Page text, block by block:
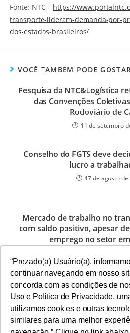
“Prezado(a) Usuário(a),
continuar navegando em nosso
concorda com as condições de
Uso e Política de Privacidade,
utilizamos cookies e outras
similares para uma melhor
Fonte: NTC – https://
transporte-lideram-demanda-por-
dos-estados-brasileiros/
VOCÊ TAMBÉM PODE GOSTAR
Pesquisa da NTC&Logística
das Convenções
Rodoviário de
11 de setembro
Conselho do FGTS deve
lucro a
17 de agosto de
Mercado de trabalho no
com saldo positivo, apesar
emprego no setor